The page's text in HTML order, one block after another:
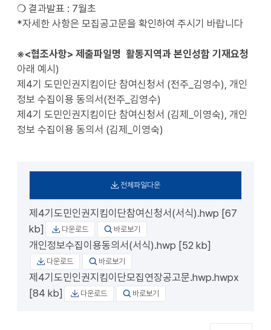
❍ 결과발표 : 7월초
*자세한 사항은 모집공고문을 확인하여 주시기 바랍니다
※<협조사항> 제출파일명 활동지역과 본인성함 기재요청
아래 예시)
제4기 도민인권지킴이단 참여신청서 (전주_김영수), 개인
정보 수집이용 동의서(전주_김영수)
제4기 도민인권지킴이단 참여신청서 (김제_이영숙), 개인
정보 수집이용 동의서 (김제_이영숙)
전체파일다운
제4기도민인권지킴이단참여신청서(서식).hwp [67
kb]
다운로드 바로보기
개인정보수집이용동의서(서식).hwp [52 kb]
다운로드 바로보기
제4기도민인권지킴이단모집연장공고문.hwp.hwpx
[84 kb]
다운로드 바로보기